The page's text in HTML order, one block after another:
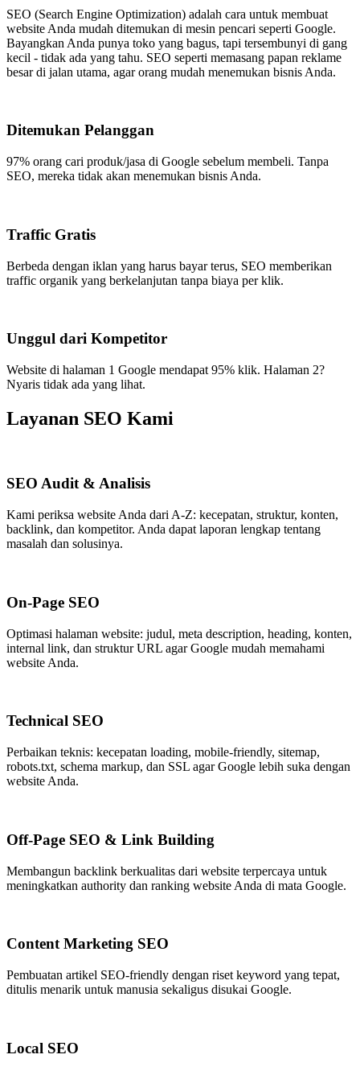
SEO (Search Engine Optimization) adalah cara untuk membuat
website Anda mudah ditemukan di mesin pencari seperti Google.
Bayangkan Anda punya toko yang bagus, tapi tersembunyi di gang
kecil - tidak ada yang tahu. SEO seperti memasang papan reklame
besar di jalan utama, agar orang mudah menemukan bisnis Anda.
Ditemukan Pelanggan
97% orang cari produk/jasa di Google sebelum membeli. Tanpa
SEO, mereka tidak akan menemukan bisnis Anda.
Traffic Gratis
Berbeda dengan iklan yang harus bayar terus, SEO memberikan
traffic organik yang berkelanjutan tanpa biaya per klik.
Unggul dari Kompetitor
Website di halaman 1 Google mendapat 95% klik. Halaman 2?
Nyaris tidak ada yang lihat.
Layanan SEO Kami
SEO Audit & Analisis
Kami periksa website Anda dari A-Z: kecepatan, struktur, konten,
backlink, dan kompetitor. Anda dapat laporan lengkap tentang
masalah dan solusinya.
On-Page SEO
Optimasi halaman website: judul, meta description, heading, konten,
internal link, dan struktur URL agar Google mudah memahami
website Anda.
Technical SEO
Perbaikan teknis: kecepatan loading, mobile-friendly, sitemap,
robots.txt, schema markup, dan SSL agar Google lebih suka dengan
website Anda.
Off-Page SEO & Link Building
Membangun backlink berkualitas dari website terpercaya untuk
meningkatkan authority dan ranking website Anda di mata Google.
Content Marketing SEO
Pembuatan artikel SEO-friendly dengan riset keyword yang tepat,
ditulis menarik untuk manusia sekaligus disukai Google.
Local SEO